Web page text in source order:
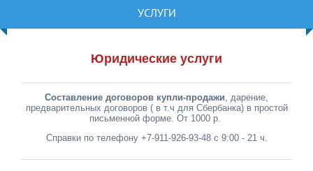
УСЛУГИ
Юридические услуги
Составление договоров купли-продажи, дарение,
предварительных договоров ( в т.ч для Сбербанка) в простой
письменной форме. От 1000 р.
Справки по телефону +7-911-926-93-48 с 9:00 - 21 ч.